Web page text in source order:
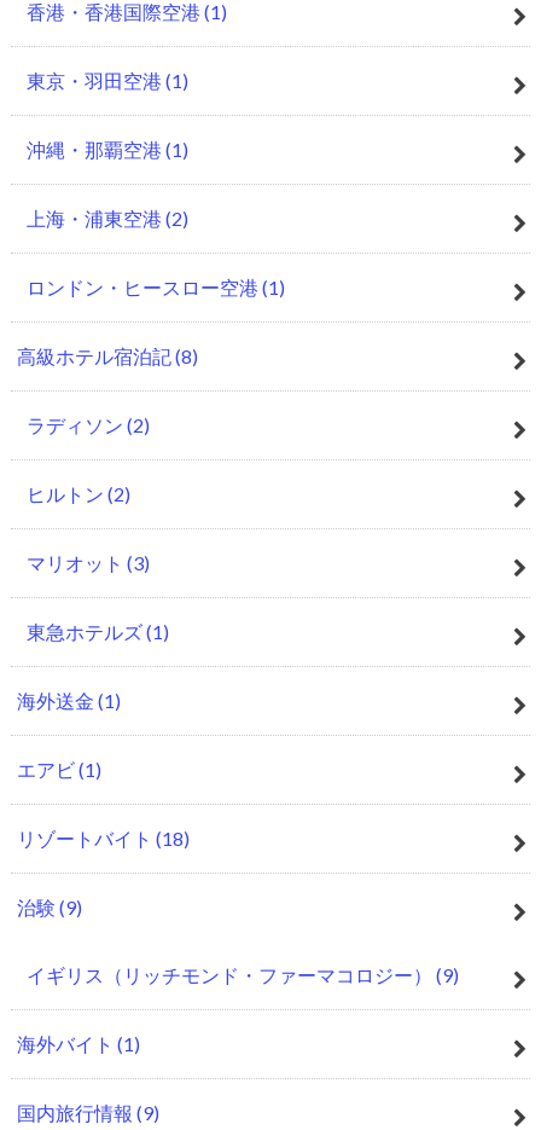
香港・香港国際空港 (1)
東京・羽田空港 (1)
沖縄・那覇空港 (1)
上海・浦東空港 (2)
ロンドン・ヒースロー空港 (1)
高級ホテル宿泊記(8)
ラディソン (2)
ヒルトン (2)
マリオット (3)
東急ホテルズ(1)
海外送金 (1)
エアビ(1)
リゾートバイト (18)
治験 (9)
イギリス（リッチモンド・ファーマコロジー） (9)
海外バイト (1)
国内旅行情報 (9)